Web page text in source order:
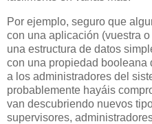
Por ejemplo, seguro que
con una aplicación (vuestra
una estructura de datos
con una propiedad booleana
a los administradores del
probablemente hayáis
van descubriendo nuevos
supervisores,